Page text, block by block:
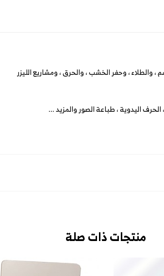
، والطلاء ، وحفر الخشب ، والحرق ، ومشاريع الليزر
اليدوية ، طباعة الصور والمزيد ...
منتجات ذات صلة